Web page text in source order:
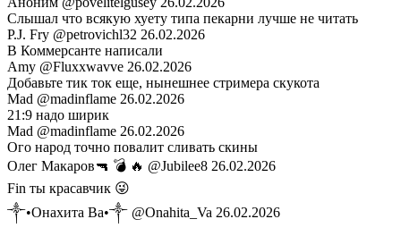
Слышал что всякую хуету типа пекарни лучше не читать
P.J. Fry @petrovichl32 26.02.2026
В Коммерсанте написали
Amy @Fluxxwavve 26.02.2026
Добавьте тик ток еще, нынешнее стримера скукота
Mad @madinflame 26.02.2026
21:9 надо ширик
Mad @madinflame 26.02.2026
Ого народ точно повалит сливать скины
Олег Макаров🔫 💣 🔥 @Jubilee8 26.02.2026
Fin ты красавчик 😜
༒•Онахита Ва•༒ @Onahita_Va 26.02.2026